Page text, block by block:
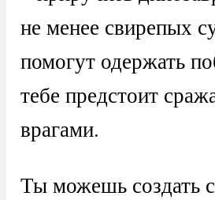
не менее свирепых
помогут одержать
тебе предстоит
врагами.
Ты можешь создать